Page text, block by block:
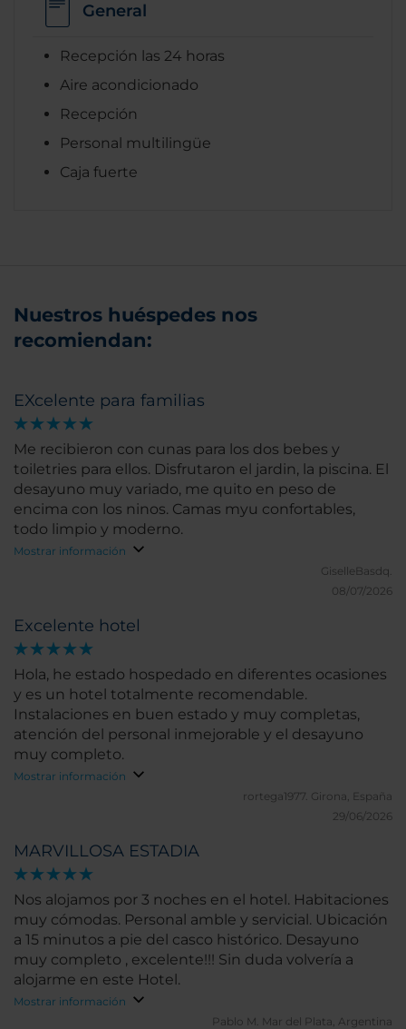
General
Recepción las 24 horas
Aire acondicionado
Recepción
Personal multilingüe
Caja fuerte
Nuestros huéspedes nos
recomiendan:
EXcelente para familias
Me recibieron con cunas para los dos bebes y
toiletries para ellos. Disfrutaron el jardin, la piscina. El
desayuno muy variado, me quito en peso de
encima con los ninos. Camas myu confortables,
todo limpio y moderno.
Mostrar información
GiselleBasdq.
08/07/2026
Excelente hotel
Hola, he estado hospedado en diferentes ocasiones
y es un hotel totalmente recomendable.
Instalaciones en buen estado y muy completas,
atención del personal inmejorable y el desayuno
muy completo.
Mostrar información
rortega1977. Girona, España
29/06/2026
MARVILLOSA ESTADIA
Nos alojamos por 3 noches en el hotel. Habitaciones
muy cómodas. Personal amble y servicial. Ubicación
a 15 minutos a pie del casco histórico. Desayuno
muy completo , excelente!!! Sin duda volvería a
alojarme en este Hotel.
Mostrar información
Pablo M. Mar del Plata, Argentina